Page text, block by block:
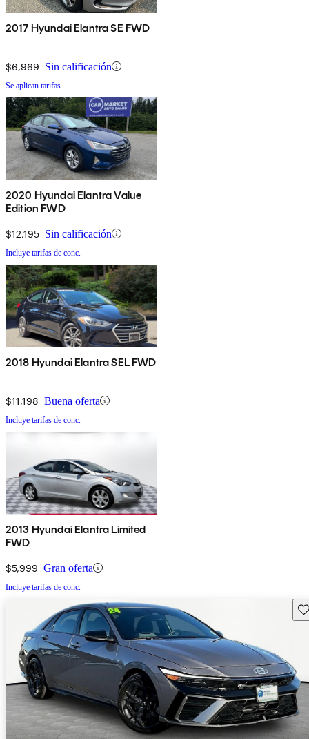
2017 Hyundai Elantra SE FWD
$6,969 Sin calificación
Se aplican tarifas
2020 Hyundai Elantra Value
Edition FWD
$12,195 Sin calificación
Incluye tarifas de conc.
2018 Hyundai Elantra SEL FWD
$11,198 Buena oferta
Incluye tarifas de conc.
2013 Hyundai Elantra Limited
FWD
$5,999 Gran oferta
Incluye tarifas de conc.